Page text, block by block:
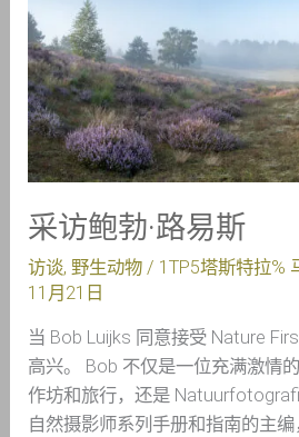
采访鲍勃·路易斯
访谈, 野生动物 / 1TP5塔斯特拉%
11月21日
当 Bob Luijks 同意接受 Nature
高兴。 Bob 不仅是一位充满激情
作坊和旅行，还是
自然摄影师系列手册和指南的主
访
鲍
勃
·
路
易
斯